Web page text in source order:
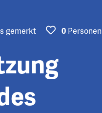
gemerkt 0 Personen